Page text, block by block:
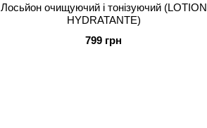
Лосьйон очищуючий і тонізуючий (LOTION
HYDRATANTE)
799 грн